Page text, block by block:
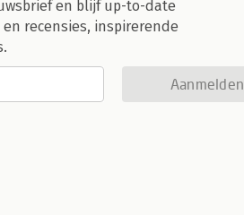
en blijf up-to-date
recensies, inspirerende
Aanmelden